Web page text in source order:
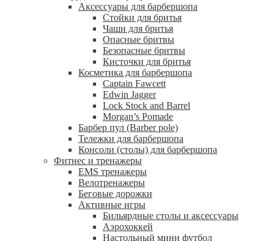
Аксессуары для барбершопа
Стойки для бритья
Чаши для бритья
Опасные бритвы
Безопасные бритвы
Кисточки для бритья
Косметика для барбершопа
Captain Fawcett
Edwin Jagger
Lock Stock and Barrel
Morgan’s Pomade
Барбер пул (Barber pole)
Тележки для барбершопа
Консоли (столы) для барбершопа
Фитнес и тренажеры
EMS тренажеры
Велотренажеры
Беговые дорожки
Активные игры
Бильярдные столы и аксессуары
Аэрохоккей
Настольный мини футбол